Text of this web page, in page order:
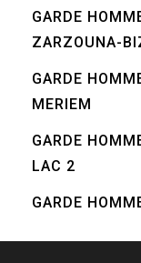
GARDE
ZARZOUNA-
GARDE
MERIEM
GARDE
LAC 2
GARDE